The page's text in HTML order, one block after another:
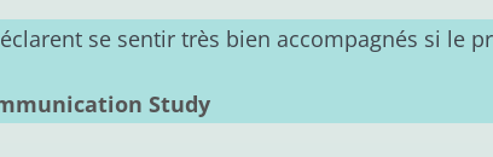
se sentir très bien accompagnés si le
Study